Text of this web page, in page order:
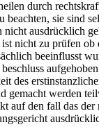
durch
beachten, sie sind
ausdrücklich
nicht zu prüfen ob
beeinflusst
des
gemacht werden
auf den fall das